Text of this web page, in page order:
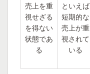
売上を重
視せざる
を得ない
状態であ
る
といえば
短期的な
売上が重
視されて
いる